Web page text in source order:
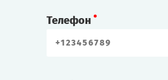
Телефон